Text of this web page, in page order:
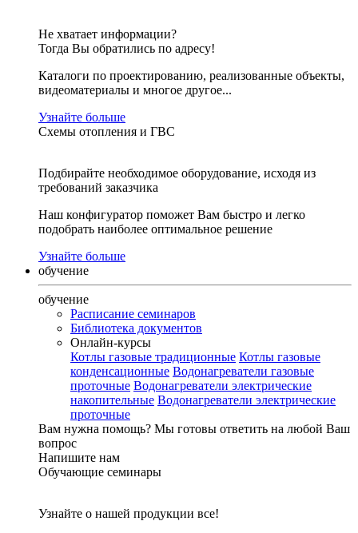
Не хватает информации?
Тогда Вы обратились по адресу!
Каталоги по проектированию, реализованные объекты,
видеоматериалы и многое другое...
Узнайте больше
Схемы отопления и ГВС
Подбирайте необходимое оборудование, исходя из
требований заказчика
Наш конфигуратор поможет Вам быстро и легко
подобрать наиболее оптимальное решение
Узнайте больше
обучение
обучение
Расписание семинаров
Библиотека документов
Онлайн-курсы
Котлы газовые традиционные Котлы газовые
конденсационные Водонагреватели газовые
проточные Водонагреватели электрические
накопительные Водонагреватели электрические
проточные
Вам нужна помощь? Мы готовы ответить на любой Ваш
вопрос
Напишите нам
Обучающие семинары
Узнайте о нашей продукции все!